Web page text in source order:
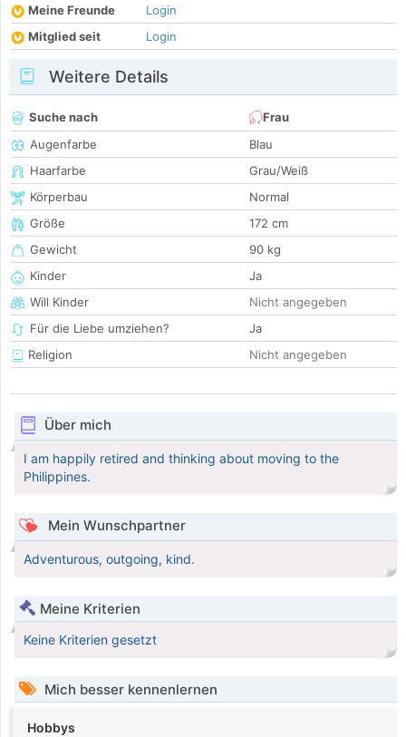
Meine Freunde
Login
Mitglied seit
Login
Weitere Details
Suche nach
Frau
Augenfarbe
Blau
Haarfarbe
Grau/Weiß
Körperbau
Normal
Größe
172 cm
Gewicht
90 kg
Kinder
Ja
Will Kinder
Nicht angegeben
Für die Liebe umziehen?
Ja
Religion
Nicht angegeben
Über mich
I am happily retired and thinking about moving to the
Philippines.
Mein Wunschpartner
Adventurous, outgoing, kind.
Meine Kriterien
Keine Kriterien gesetzt
Mich besser kennenlernen
Hobbys